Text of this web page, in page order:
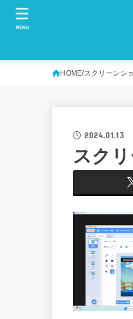
MENU
HOME スクリーンシ
2024.01.13
スク